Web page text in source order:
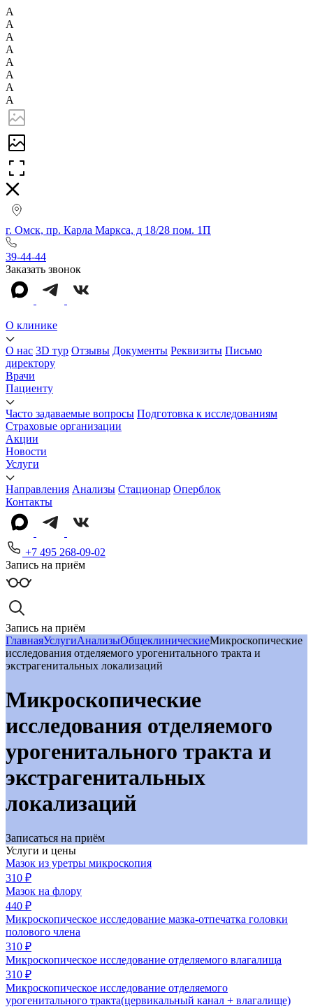
А
А
А
А
А
А
А
А
г. Омск, пр. Карла Маркса, д 18/28 пом. 1П
39-44-44
Заказать звонок
О клинике
О нас 3D тур Отзывы Документы Реквизиты Письмо
директору
Врачи
Пациенту
Часто задаваемые вопросы Подготовка к исследованиям
Страховые организации
Акции
Новости
Услуги
Направления Анализы Стационар Оперблок
Контакты
+7 495 268-09-02
Запись на приём
Запись на приём
ГлавнаяУслугиАнализыОбщеклиническиеМикроскопические
исследования отделяемого урогенитального тракта и
экстрагенитальных локализаций
Микроскопические
исследования отделяемого
урогенитального тракта и
экстрагенитальных
локализаций
Записаться на приём
Услуги и цены
Мазок из уретры микроскопия
310 ₽
Мазок на флору
440 ₽
Микроскопическое исследование мазка-отпечатка головки
полового члена
310 ₽
Микроскопическое исследование отделяемого влагалища
310 ₽
Микроскопическое исследование отделяемого
урогенитального тракта(цервикальный канал + влагалище)